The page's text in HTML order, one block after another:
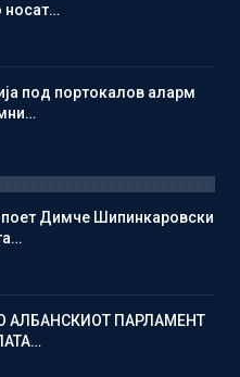
носат…
под портокалов аларм
Димче Шипинкаровски
АЛБАНСКИОТ ПАРЛАМЕНТ